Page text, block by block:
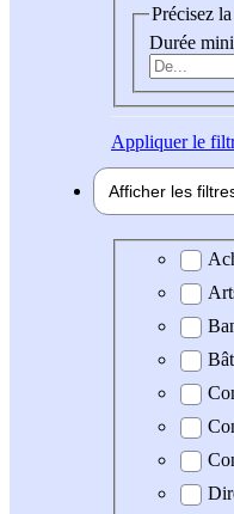
Précisez
Durée
Appliquerle
Afficher les
Domaine